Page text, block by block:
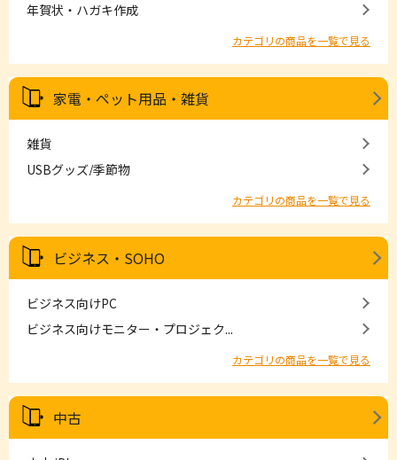
年賀状・ハガキ作成
カテゴリの商品を一覧で見る
家電・ペット用品・雑貨
雑貨
USBグッズ/季節物
カテゴリの商品を一覧で見る
ビジネス・SOHO
ビジネス向けPC
ビジネス向けモニター・プロジェク...
カテゴリの商品を一覧で見る
中古